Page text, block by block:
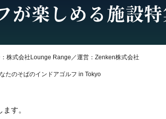
が楽しめる施設
株式会社Lounge Range／運営：Zenken株式会社
たのそばのインドアゴルフ in Tokyo
す。